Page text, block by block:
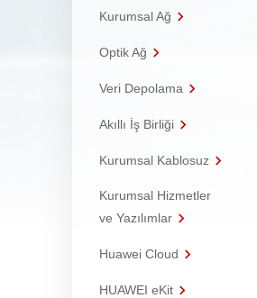
Kurumsal Ağ
Optik Ağ
Veri Depolama
Akıllı İş Birliği
Kurumsal Kablosuz
Kurumsal Hizmetler
ve Yazılımlar
Huawei Cloud
HUAWEI eKit